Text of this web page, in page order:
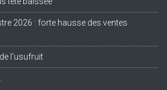
2026 : forte hausse des ventes
l’usufruit